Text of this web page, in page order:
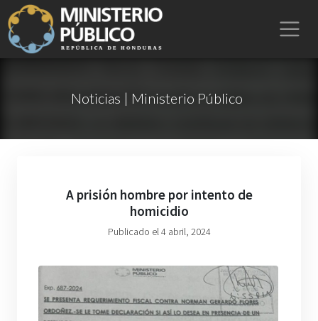
Noticias | Ministerio Público
A prisión hombre por intento de
homicidio
Publicado el 4 abril, 2024